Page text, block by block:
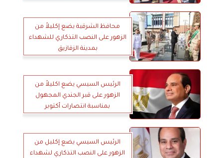
محافظ الشرقية يضع إكليلاً من
الزهور على النصب التذكاري للشهداء
بمدينة الزقازيق
الرئيس السيسي يضع اكليلاً من
الزهور على قبر الجندي المجهول
بمناسبة انتصارات أكتوبر
الرئيس السيسي يضع إكليل من
الزهور على النصب التذكاري لشهداء